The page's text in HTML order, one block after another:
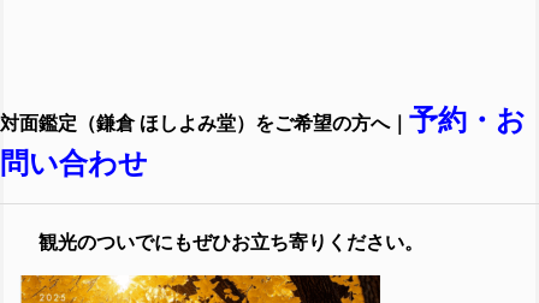
対面鑑定 （鎌倉 ほしよみ堂） をご希望の方へ｜ 予約・お
問い合わせ
観光のついでにもぜひお立ち寄りください。